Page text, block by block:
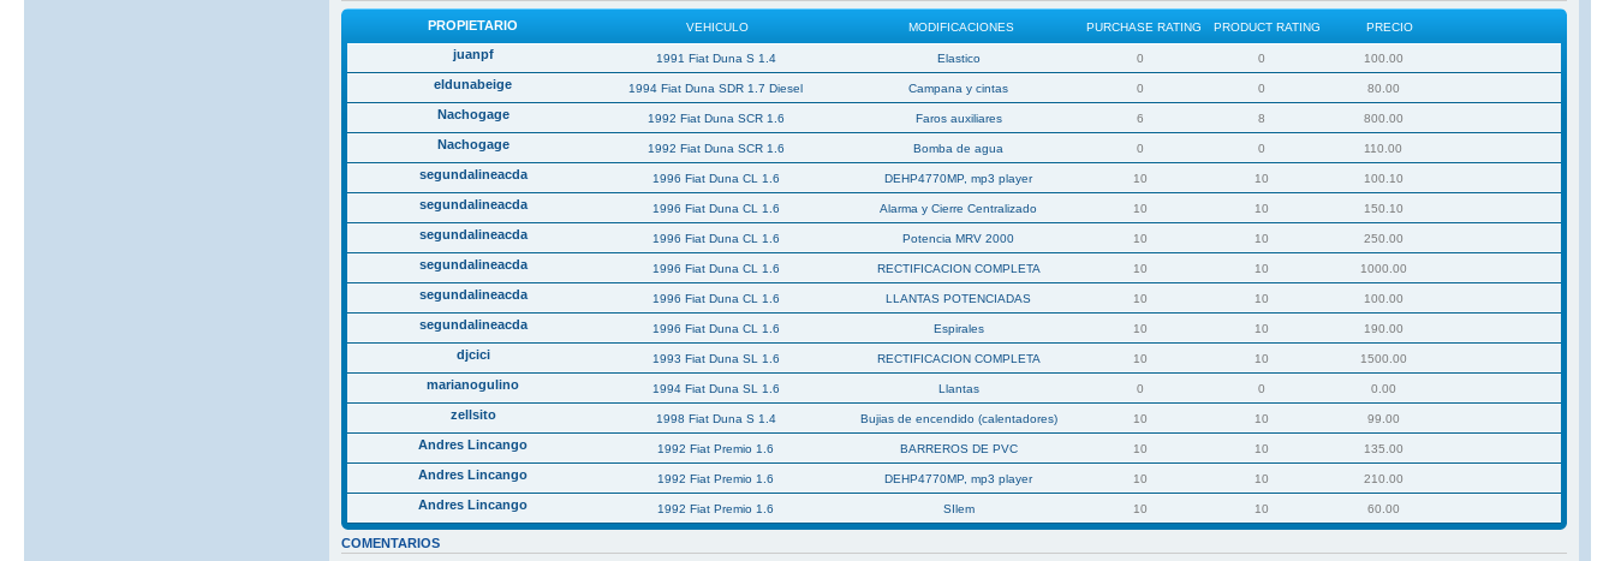
PROPIETARIO VEHICULO MODIFICACIONES PURCHASE RATING PRODUCT RATING PRECIO
juanpf 1991 Fiat Duna S 1.4 Elastico 0 0 100.00
eldunabeige 1994 Fiat Duna SDR 1.7 Diesel Campana y cintas 0 0 80.00
Nachogage 1992 Fiat Duna SCR 1.6 Faros auxiliares 6 8 800.00
Nachogage 1992 Fiat Duna SCR 1.6 Bomba de agua 0 0 110.00
segundalineacda 1996 Fiat Duna CL 1.6 DEHP4770MP, mp3 player 10 10 100.10
segundalineacda 1996 Fiat Duna CL 1.6 Alarma y Cierre Centralizado 10 10 150.10
segundalineacda 1996 Fiat Duna CL 1.6 Potencia MRV 2000 10 10 250.00
segundalineacda 1996 Fiat Duna CL 1.6 RECTIFICACION COMPLETA 10 10 1000.00
segundalineacda 1996 Fiat Duna CL 1.6 LLANTAS POTENCIADAS 10 10 100.00
segundalineacda 1996 Fiat Duna CL 1.6 Espirales 10 10 190.00
djcici 1993 Fiat Duna SL 1.6 RECTIFICACION COMPLETA 10 10 1500.00
marianogulino 1994 Fiat Duna SL 1.6 Llantas 0 0 0.00
zellsito 1998 Fiat Duna S 1.4 Bujias de encendido (calentadores) 10 10 99.00
Andres Lincango 1992 Fiat Premio 1.6 BARREROS DE PVC 10 10 135.00
Andres Lincango 1992 Fiat Premio 1.6 DEHP4770MP, mp3 player 10 10 210.00
Andres Lincango 1992 Fiat Premio 1.6 SIlem 10 10 60.00
COMENTARIOS